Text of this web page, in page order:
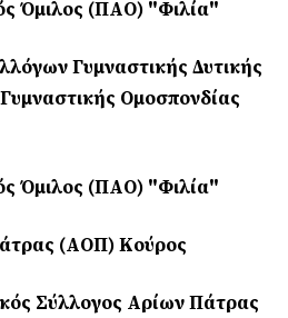
Όμιλος (ΠΑΟ) "Φιλία"
Γυμναστικής Δυτικής
Ομοσπονδίας
Όμιλος (ΠΑΟ) "Φιλία"
(ΑΟΠ) Κούρος
Σύλλογος Αρίων Πάτρας